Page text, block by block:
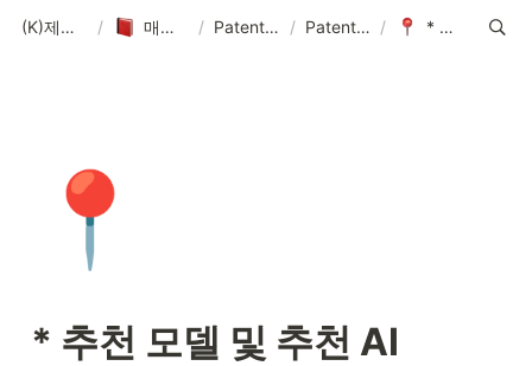
(K)제품 매뉴얼-솔루션-데이터-콘텐츠 / 매뉴얼-데이터-콘텐츠 제작 기획 / PatentPia 매뉴얼 홈 : 제품 기능, 활용 및 데이터 / PatentPia 데이터/DB/AI 소개 / * 추천 모델 및 추천 AI
📍
* 추천 모델 및 추천 AI